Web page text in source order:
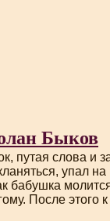
Быков
путая слова и
упал на
бабушка
. После этого